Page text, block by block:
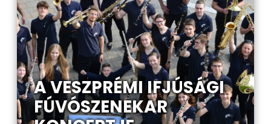
A VESZPRÉMI IFJÚSÁGI
FÚVÓSZENEKAR